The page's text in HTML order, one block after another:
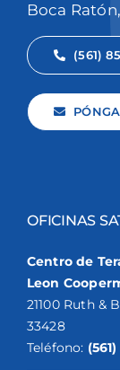
Boca
(561)
OFICINAS
Centro de
Leon
21100 Ruth &
33428
Teléfono: